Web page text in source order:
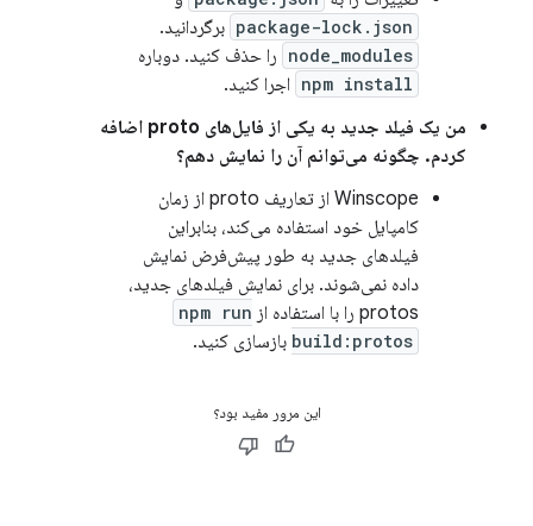
package-lock.json برگردانید.
node_modules را حذف کنید. دوباره
npm install اجرا کنید.
من یک فیلد جدید به یکی از فایل‌های proto اضافه
کردم. چگونه می‌توانم آن را نمایش دهم؟
Winscope از تعاریف proto از زمان
کامپایل خود استفاده می‌کند، بنابراین
فیلدهای جدید به طور پیش‌فرض نمایش
داده نمی‌شوند. برای نمایش فیلدهای جدید،
protos را با استفاده از
npm run
build:protos بازسازی کنید.
این مرور مفید بود؟